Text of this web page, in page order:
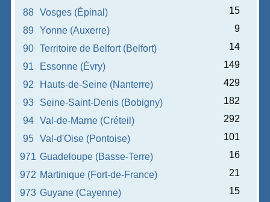
88
Vosges (Épinal)
15
89
Yonne (Auxerre)
9
90
Territoire de Belfort (Belfort)
14
91
Essonne (Évry)
149
92
Hauts-de-Seine (Nanterre)
429
93
Seine-Saint-Denis (Bobigny)
182
94
Val-de-Marne (Créteil)
292
95
Val-d'Oise (Pontoise)
101
971 Guadeloupe (Basse-Terre)
16
972 Martinique (Fort-de-France)
21
973 Guyane (Cayenne)
15